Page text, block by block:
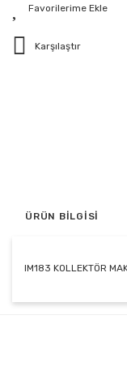
Karşılaştır
ÜRÜN BİLGİSİ
IM183 KOLLEKTÖR